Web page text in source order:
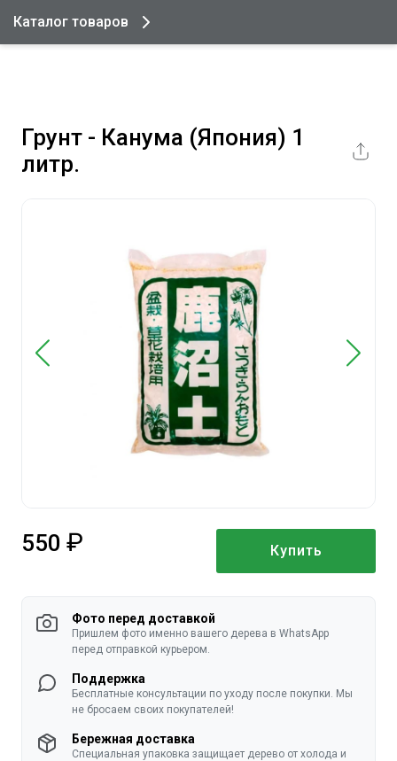
Каталог товаров
Грунт - Канума (Япония) 1
литр.
550 Купить
Фото перед доставкой
Пришлем фото именно вашего дерева в WhatsApp
перед отправкой курьером.
Поддержка
Бесплатные консультации по уходу после покупки. Мы
не бросаем своих покупателей!
Бережная доставка
Специальная упаковка защищает дерево от холода и